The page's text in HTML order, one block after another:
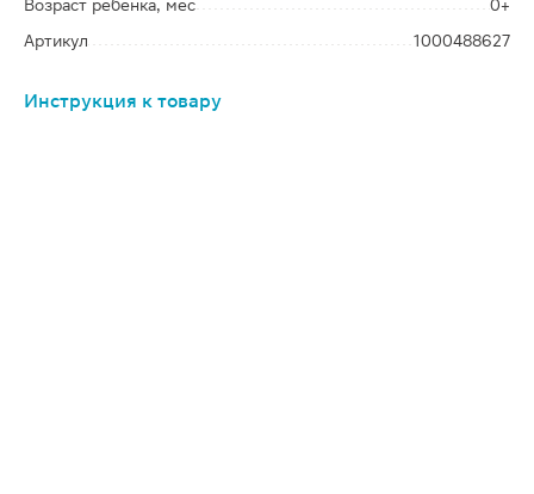
Возраст ребенка, мес
0+
Артикул
1000488627
Инструкция к товару